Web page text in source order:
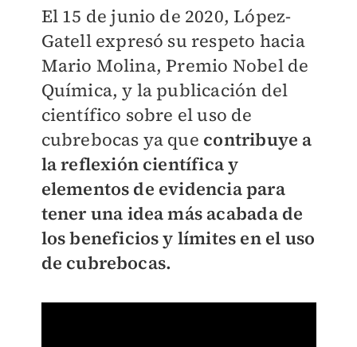
El 15 de junio de 2020, López-
Gatell expresó su respeto hacia
Mario Molina, Premio Nobel de
Química, y la publicación del
científico sobre el uso de
cubrebocas ya que contribuye a
la reflexión científica y
elementos de evidencia para
tener una idea más acabada de
los beneficios y límites en el uso
de cubrebocas.